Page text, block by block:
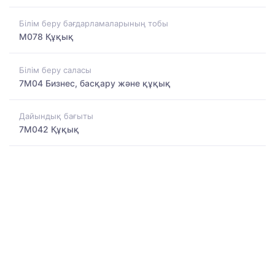
Білім беру бағдарламаларының тобы
M078 Құқық
Білім беру саласы
7M04 Бизнес, басқару және құқық
Дайындық бағыты
7M042 Құқық